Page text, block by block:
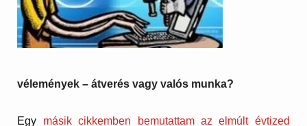
vélemények – átverés vagy valós munka?
Egy másik cikkemben bemutattam az elmúlt évtized